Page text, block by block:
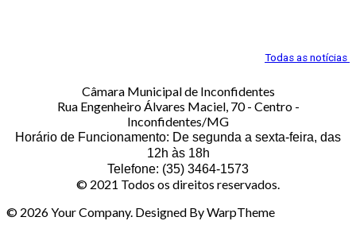
Todas as notícias
Câmara Municipal de Inconfidentes
Rua Engenheiro Álvares Maciel, 70 - Centro -
Inconfidentes/MG
Horário de Funcionamento: De segunda a sexta-feira, das
12h às 18h
Telefone: (35) 3464-1573
© 2021 Todos os direitos reservados.
© 2026 Your Company. Designed By WarpTheme